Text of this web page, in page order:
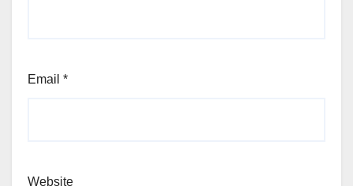
Email *
Website